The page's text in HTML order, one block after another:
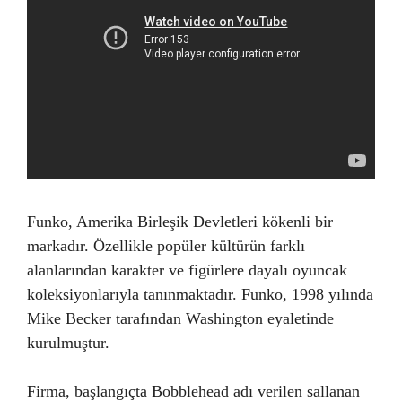
Funko, Amerika Birleşik Devletleri kökenli bir
markadır. Özellikle popüler kültürün farklı
alanlarından karakter ve figürlere dayalı oyuncak
koleksiyonlarıyla tanınmaktadır. Funko, 1998 yılında
Mike Becker tarafından Washington eyaletinde
kurulmuştur.
Firma, başlangıçta Bobblehead adı verilen sallanan